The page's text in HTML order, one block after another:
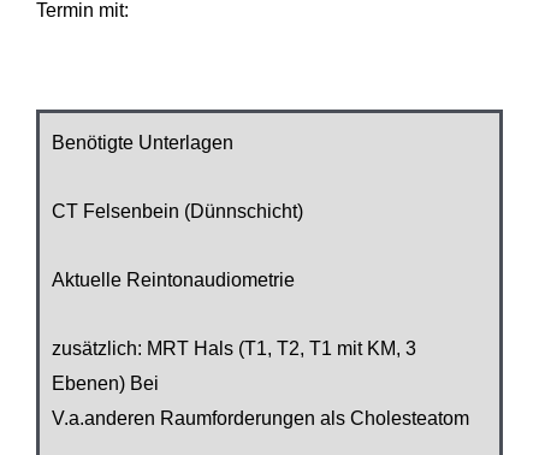
Termin mit:
Benötigte Unterlagen
CT Felsenbein (Dünnschicht)
Aktuelle Reintonaudiometrie
zusätzlich: MRT Hals (T1, T2, T1 mit KM, 3
Ebenen) Bei
V.a.anderen Raumforderungen als Cholesteatom